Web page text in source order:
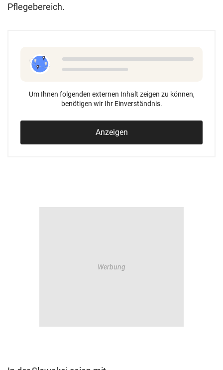
Pflegebereich.
Um Ihnen folgenden externen Inhalt zeigen zu können,
benötigen wir Ihr Einverständnis.
Anzeigen